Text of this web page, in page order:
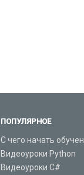
ПОПУЛЯРНОЕ
С чего начать
Видеоуроки Python
Видеоуроки C#